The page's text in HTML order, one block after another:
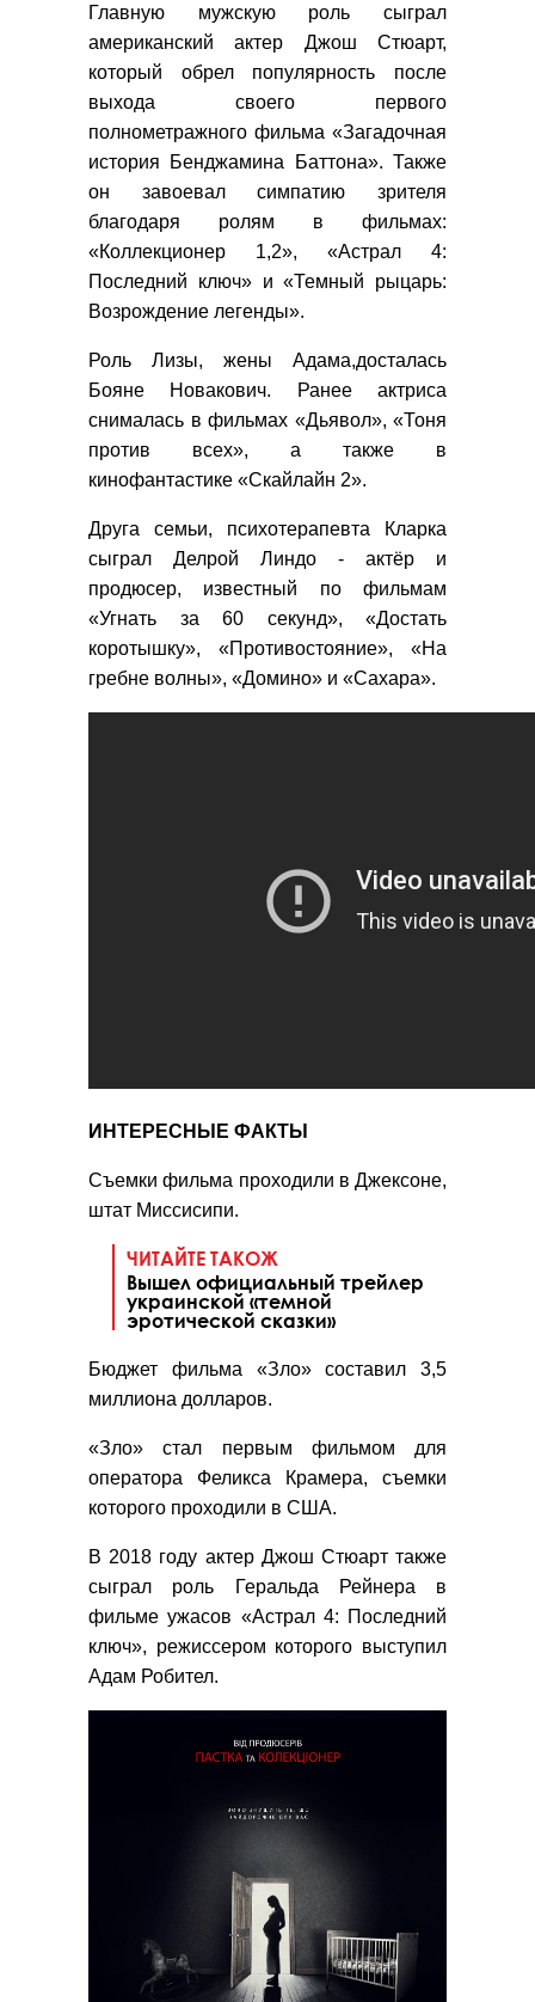
Главную мужскую роль сыграл
американский актер Джош Стюарт,
который обрел популярность после
выхода своего первого
полнометражного фильма «Загадочная
история Бенджамина Баттона». Также
он завоевал симпатию зрителя
благодаря ролям в фильмах:
«Коллекционер 1,2», «Астрал 4:
Последний ключ» и «Темный рыцарь:
Возрождение легенды».
Роль Лизы, жены Адама,досталась
Бояне Новакович. Ранее актриса
снималась в фильмах «Дьявол», «Тоня
против всех», а также в
кинофантастике «Скайлайн 2».
Друга семьи, психотерапевта Кларка
сыграл Делрой Линдо - актёр и
продюсер, известный по фильмам
«Угнать за 60 секунд», «Достать
коротышку», «Противостояние», «На
гребне волны», «Домино» и «Сахара».
ИНТЕРЕСН ЫЕ ФАКТЫ
Съемки фильма проходили в Джексоне,
штат Миссисипи.
ЧИТАЙТЕ ТАКОЖ
Вышел официальный трейлер
украинской «темной
эротической сказки»
Бюджет фильма «Зло» составил 3,5
миллиона долларов.
«Зло» стал первым фильмом для
оператора Феликса Крамера, съемки
которого проходили в США.
В 2018 году актер Джош Стюарт также
сыграл роль Геральда Рейнера в
фильме ужасов «Астрал 4: Последний
ключ», режиссером которого выступил
Адам Робител.